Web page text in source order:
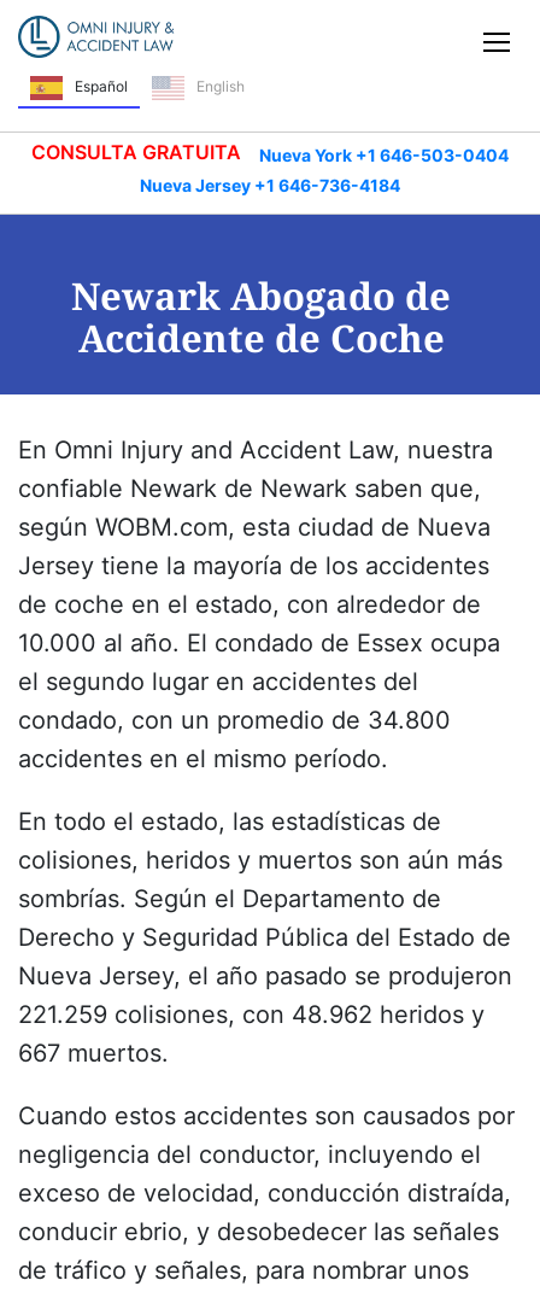
Saltar navegación
Español English
CONSULTA GRATUITA
Nueva York +1 646-503-0404
Nueva Jersey +1 646-736-4184
Newark Abogado de
Accidente de Coche
En Omni Injury and Accident Law, nuestra
confiable Newark de Newark saben que,
según WOBM.com, esta ciudad de Nueva
Jersey tiene la mayoría de los accidentes
de coche en el estado, con alrededor de
10.000 al año. El condado de Essex ocupa
el segundo lugar en accidentes del
condado, con un promedio de 34.800
accidentes en el mismo período.
En todo el estado, las estadísticas de
colisiones, heridos y muertos son aún más
sombrías. Según el Departamento de
Derecho y Seguridad Pública del Estado de
Nueva Jersey, el año pasado se produjeron
221.259 colisiones, con 48.962 heridos y
667 muertos.
Cuando estos accidentes son causados por
negligencia del conductor, incluyendo el
exceso de velocidad, conducción distraída,
conducir ebrio, y desobedecer las señales
de tráfico y señales, para nombrar unos